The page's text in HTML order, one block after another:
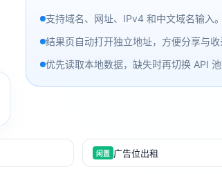
支持域名、网址、IPv4 和中文域名输入。
结果页自动打开独立地址，方便分享与收
优先读取本地数据，缺失时再切换 API 池
闲置 广告位出租